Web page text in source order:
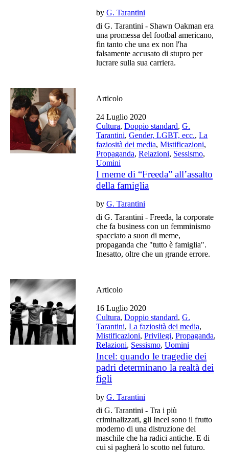
byG. Tarantini
di G. Tarantini - Shawn Oakman era
una promessa del footbal americano,
fin tanto che una ex non l'ha
falsamente accusato di stupro per
lucrare sulla sua carriera.
Articolo
24 Luglio 2020
Cultura,Doppio standard,G.
Tarantini,Gender, LGBT, ecc.,La
faziosità dei media,Mistificazioni,
Propaganda,Relazioni, Sessismo,
Uomini
I meme di “Freeda” all’assalto
della famiglia
byG. Tarantini
di G. Tarantini - Freeda, la corporate
che fa business con un femminismo
spacciato a suon di meme,
propaganda che "tutto è famiglia".
Inesatto, oltre che un grande errore.
Articolo
16 Luglio 2020
Cultura,Doppio standard,G.
Tarantini,La faziosità dei media,
Mistificazioni,Privilegi,Propaganda,
Relazioni, Sessismo,Uomini
Incel: quando le tragedie dei
padri determinano la realtà dei
figli
byG. Tarantini
di G. Tarantini - Tra i più
criminalizzati, gli Incel sono il frutto
moderno di una distruzione del
maschile che ha radici antiche. E di
cui si pagherà lo scotto nel futuro.